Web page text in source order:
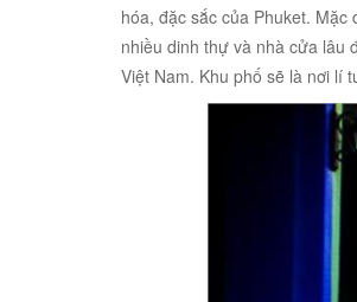
hóa, đặc sắc của Phuket.
nhiều dinh thự và nhà cửa lâu
Việt Nam. Khu phố sẽ là nơi lí